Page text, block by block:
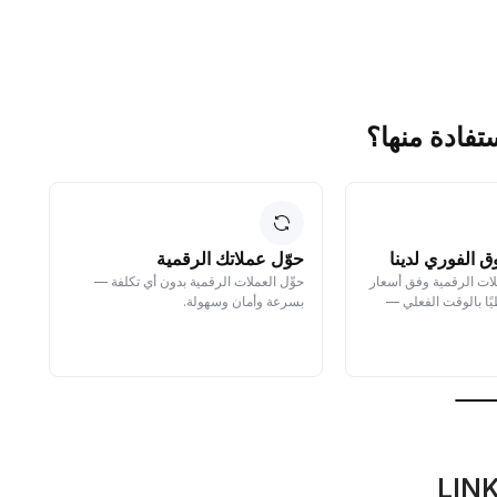
الفوري لدينا
الرقمية وفق أسعار
بالوقت الفعلي —
حوّل عملاتك الرقمية
حوِّل العملات الرقمية بدون أي تكلفة —
بسرعة وأمان وسهولة.